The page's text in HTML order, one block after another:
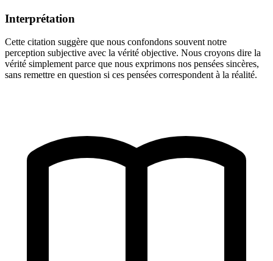
Interprétation
Cette citation suggère que nous confondons souvent notre
perception subjective avec la vérité objective. Nous croyons dire la
vérité simplement parce que nous exprimons nos pensées sincères,
sans remettre en question si ces pensées correspondent à la réalité.